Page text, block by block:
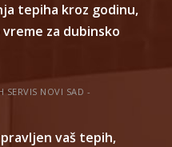
tepiha kroz godinu,
za dubinsko
SERVIS NOVI SAD -
vaš tepih,